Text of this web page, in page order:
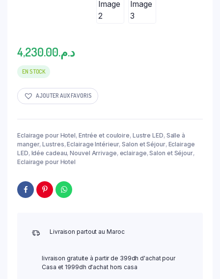
د.م.4,230.00
EN STOCK
AJOUTER AUX FAVORIS
Eclairage pour Hotel, Entrée et couloire, Lustre LED, Salle à
manger,Lustres,Eclairage Intérieur,Salon et Séjour, Eclairage
LED, Idée cadeau,Nouvel Arrivage, eclairage,Salon et Séjour,
Eclairage pour Hotel
Livraison partout au Maroc
livraison gratuite à partir de 399dh d'achat pour
Casa et 1999dh d'achat hors casa